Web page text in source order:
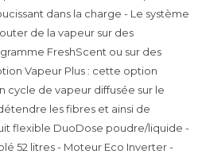
dans la charge - Le système
de la vapeur sur des
FreshScent ou sur des
Vapeur Plus : cette option
cycle de vapeur diffusée sur le
les fibres et ainsi de
flexible DuoDose poudre/liquide -
52 litres - Moteur Eco Inverter -